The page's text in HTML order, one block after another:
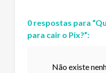
0 respostas para “
para cair o Pix?”:
Não existe